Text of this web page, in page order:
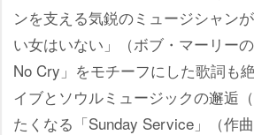
ンを支える気鋭のミュージシャン
い女はいない」（ボブ・マーリー
No Cry」をモチーフにした歌詞も
イブとソウルミュージックの邂逅
たくなる「Sunday Service」（作